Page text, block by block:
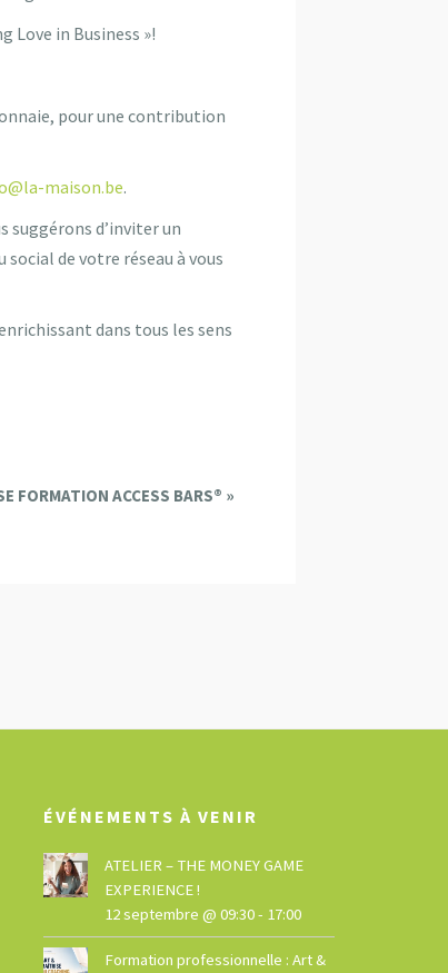
Love in Business »!
pour une contribution
maison.be.
suggérons d’inviter un
de votre réseau à vous
dans tous les sens
FORMATION ACCESS BARS® »
ÉVÉNEMENTS À VENIR
ATELIER – THE MONEY GAME
EXPERIENCE !
12 septembre @ 09:30- 17:00
Formation professionnelle : Art &